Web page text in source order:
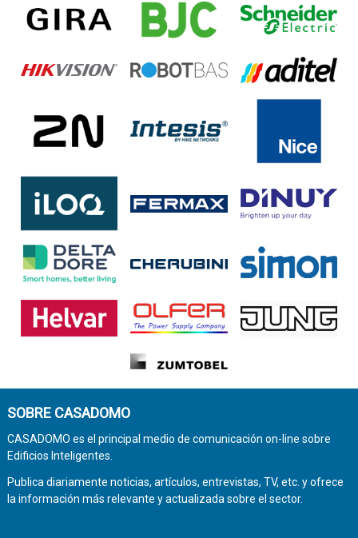
SOBRE CASADOMO
CASADOMO es el principal medio de comunicación on-line sobre
Edificios Inteligentes.
Publica diariamente noticias, artículos, entrevistas, TV, etc. y ofrece
la información más relevante y actualizada sobre el sector.